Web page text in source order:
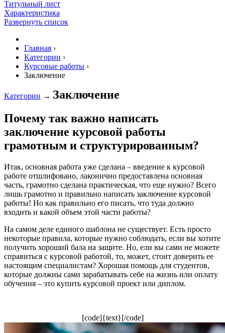
Титульный лист
Характеристика
Развернуть список
Главная ›
Категории ›
Курсовые работы ›
Заключение
Категории → Заключение
Почему так важно написать
заключение курсовой работы
грамотным и структурированным?
Итак, основная работа уже сделана – введение к курсовой
работе отшлифовано, лаконично предоставлена основная
часть, грамотно сделана практическая, что еще нужно? Всего
лишь грамотно и правильно написать заключение курсовой
работы! Но как правильно его писать, что туда должно
входить и какой объем этой части работы?
На самом деле единого шаблона не существует. Есть просто
некоторые правила, которые нужно соблюдать, если вы хотите
получить хороший бала на защите. Но, ели вы сами не можете
справиться с курсовой работой, то, может, стоит доверить ее
настоящим специалистам? Хорошая помощь для студентов,
которые должны сами зарабатывать себе на жизнь или оплату
обучения – это купить курсовой проект или диплом.
[code]{text}[/code]